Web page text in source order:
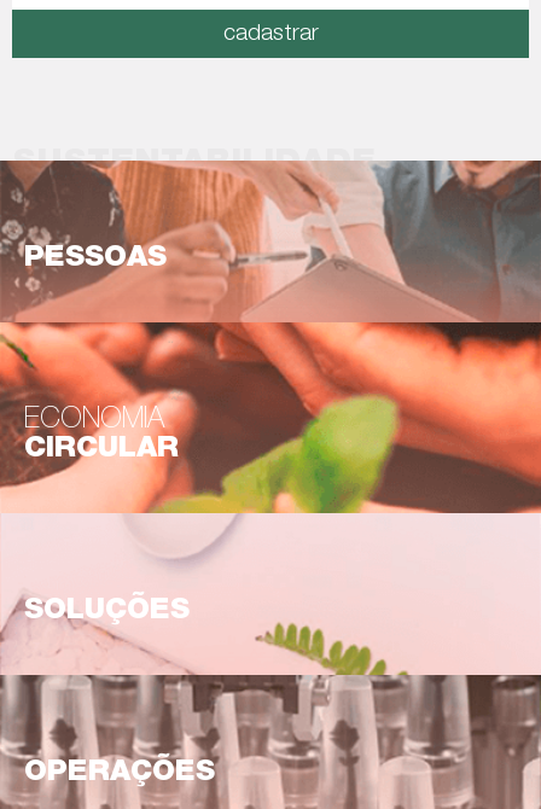
cadastrar
SUSTENTABILIDADE
PESSOAS
ECONOMIA
CIRCULAR
SOLUÇÕES
OPERAÇÕES